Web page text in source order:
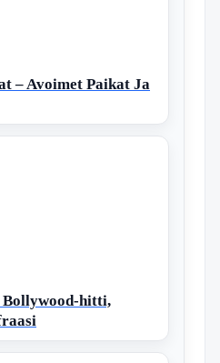
– Avoimet Paikat Ja
Bollywood-hitti,